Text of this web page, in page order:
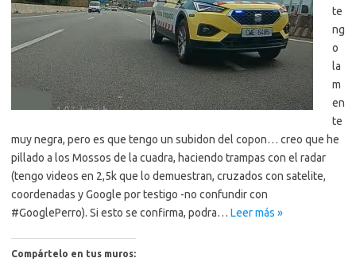
te
ng
o
la
m
en
te
muy negra, pero es que tengo un subidon del copon… creo que he
pillado a los Mossos de la cuadra, haciendo trampas con el radar
(tengo videos en 2,5k que lo demuestran, cruzados con satelite,
coordenadas y Google por testigo -no confundir con
#GooglePerro). Si esto se confirma, podra… Leer más »
Compártelo en tus muros: